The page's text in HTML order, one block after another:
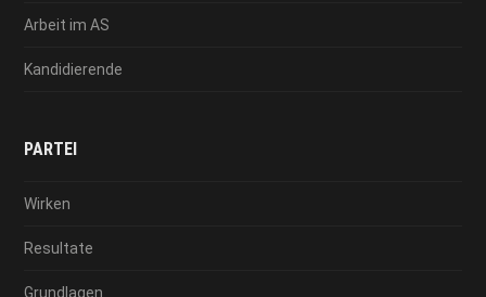
Arbeit im AS
Kandidierende
PARTEI
Wirken
Resultate
Grundlagen